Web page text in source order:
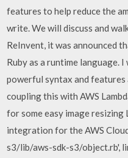
features to help reduce the
write. We will discuss and
ReInvent, it was announced
Ruby as a runtime language.
powerful syntax and
coupling this with AWS
for some easy image resizing
integration for the AWS
s3/lib/aws-sdk-s3/object.rb',